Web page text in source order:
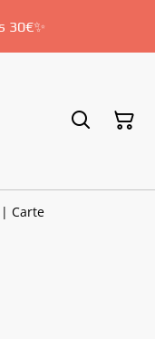
30€✨
| Carte